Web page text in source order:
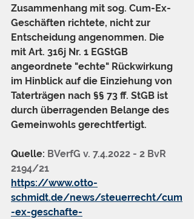
Zusammenhang mit sog. Cum-Ex-
Geschäften richtete, nicht zur
Entscheidung angenommen. Die
mit Art. 316j Nr. 1 EGStGB
angeordnete "echte" Rückwirkung
im Hinblick auf die Einziehung von
Taterträgen nach §§ 73 ff. StGB ist
durch überragenden Belange des
Gemeinwohls gerechtfertigt.
Quelle: BVerfG v. 7.4.2022 - 2 BvR
2194/21
https://www.otto-
schmidt.de/news/steuerrecht/cum
-ex-geschafte-